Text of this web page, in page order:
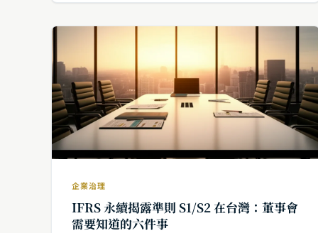
企業治理
IFRS 永續揭露準則 S1/S2 在台灣：董事會
需要知道的六件事